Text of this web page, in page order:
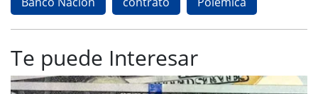
Te puede Interesar